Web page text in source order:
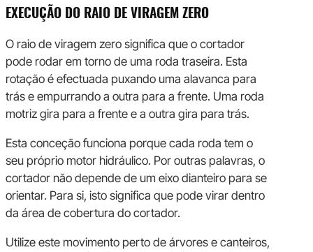
EXECUÇÃO DO RAIO DE VIRAGEM ZERO
O raio de viragem zero significa que o cortador
pode rodar em torno de uma roda traseira. Esta
rotação é efectuada puxando uma alavanca para
trás e empurrando a outra para a frente. Uma roda
motriz gira para a frente e a outra gira para trás.
Esta conceção funciona porque cada roda tem o
seu próprio motor hidráulico. Por outras palavras, o
cortador não depende de um eixo dianteiro para se
orientar. Para si, isto significa que pode virar dentro
da área de cobertura do cortador.
Utilize este movimento perto de árvores e canteiros,